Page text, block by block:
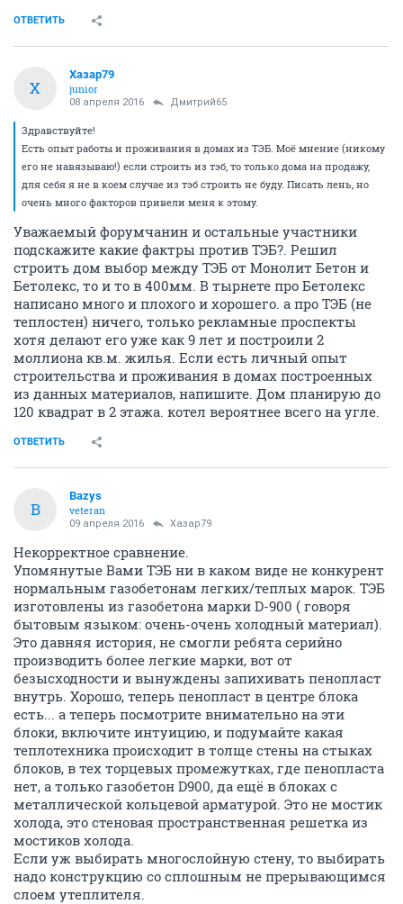
ОТВЕТИТЬ
Х
Хазар79
junior
08 апреля 2016 Дмитрий65
Здравствуйте!
Есть опыт работы и проживания в домах из ТЭБ. Моё мнение (никому
его не навязываю!) если строить из тэб, то только дома на продажу,
для себя я не в коем случае из тэб строить не буду. Писать лень, но
очень много факторов привели меня к этому.
Уважаемый форумчанин и остальные участники
подскажите какие фактры против ТЭБ?. Решил
строить дом выбор между ТЭБ от Монолит Бетон и
Бетолекс, то и то в 400мм. В тырнете про Бетолекс
написано много и плохого и хорошего. а про ТЭБ (не
теплостен) ничего, только рекламные проспекты
хотя делают его уже как 9 лет и построили 2
моллиона кв.м. жилья. Если есть личный опыт
строительства и проживания в домах построенных
из данных материалов, напишите. Дом планирую до
120 квадрат в 2 этажа. котел вероятнее всего на угле.
ОТВЕТИТЬ
B
Bazys
veteran
09 апреля 2016 Хазар79
Некорректное сравнение.
Упомянутые Вами ТЭБ ни в каком виде не конкурент
нормальным газобетонам легких/теплых марок. ТЭБ
изготовлены из газобетона марки D-900 ( говоря
бытовым языком: очень-очень холодный материал).
Это давняя история, не смогли ребята серийно
производить более легкие марки, вот от
безысходности и вынуждены запихивать пенопласт
внутрь. Хорошо, теперь пенопласт в центре блока
есть... а теперь посмотрите внимательно на эти
блоки, включите интуицию, и подумайте какая
теплотехника происходит в толще стены на стыках
блоков, в тех торцевых промежутках, где пенопласта
нет, а только газобетон D900, да ещё в блоках с
металлической кольцевой арматурой. Это не мостик
холода, это стеновая пространственная решетка из
мостиков холода.
Если уж выбирать многослойную стену, то выбирать
надо конструкцию со сплошным не прерывающимся
слоем утеплителя.